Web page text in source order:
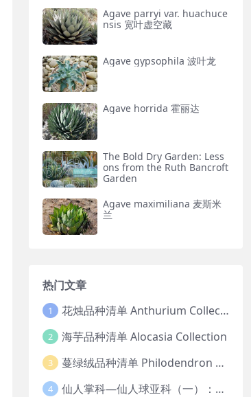
Agave parryi var. huachuce
nsis 宽叶虚空藏
Agave gypsophila 波叶龙
Agave horrida 霍丽达
The Bold Dry Garden: Less
ons from the Ruth Bancroft
Garden
Agave maximiliana 麦斯米
兰
热门文章
1 花烛品种清单 Anthurium Collection
2 海芋品种清单 Alocasia Collection
3 蔓绿绒品种清单 Philodendron Collection
4 仙人掌科—仙人球亚科（一）：岩牡丹